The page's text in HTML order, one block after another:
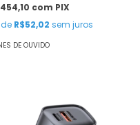
com PIX
R$52,02 sem juros
DE OUVIDO